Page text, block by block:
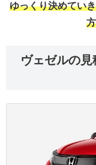
ゆっくり決めてい
ヴェゼルの